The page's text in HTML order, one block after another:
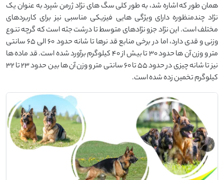
همان طور که اشاره شد، به طور کلی سگ های نژاد ژرمن شپرد به عنوان یک
نژاد چندمنظوره دارای ویژگی هایی فیزیکی مناسبی نیز برای کاربردهای
مختلف است. این نژاد جزو نژادهای متوسط تا درشت جثه است که گرچه تنوع
وزنی و قدی دارد، اما در برخی منابع قد نرها تا شانه حدود 60 الی 65 سانتی
متر و وزن آن ها حدود 30 تا بیش از 40 کیلوگرم برآورد شده است. قد ماده ها
نیز تا شانه چیزی در حدود 55 تا 60 سانتی متر و وزن آن ها بین حدود 23 تا 32
کیلوگرم تخمین زده شده است.